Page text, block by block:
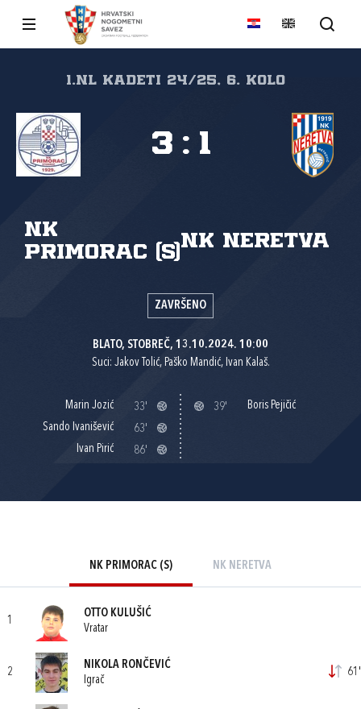
1.nl Kadeti 24/25, 6. kolo
NK
Primorac (S)
NK Neretva
3 : 1
ZAVRŠENO
BLATO, STOBREČ, 13.10.2024. 10:00
Suci: Jakov Tolić, Paško Mandić, Ivan Kalaš.
Marin Jozić
33'
Sando Ivanišević
63'
Ivan Pirić
86'
39' Boris Pejičić
NK PRIMORAC (S) NK NERETVA
1
OTTO KULUŠIĆ
Vratar
2
NIKOLA RONČEVIĆ
Igrač
61'